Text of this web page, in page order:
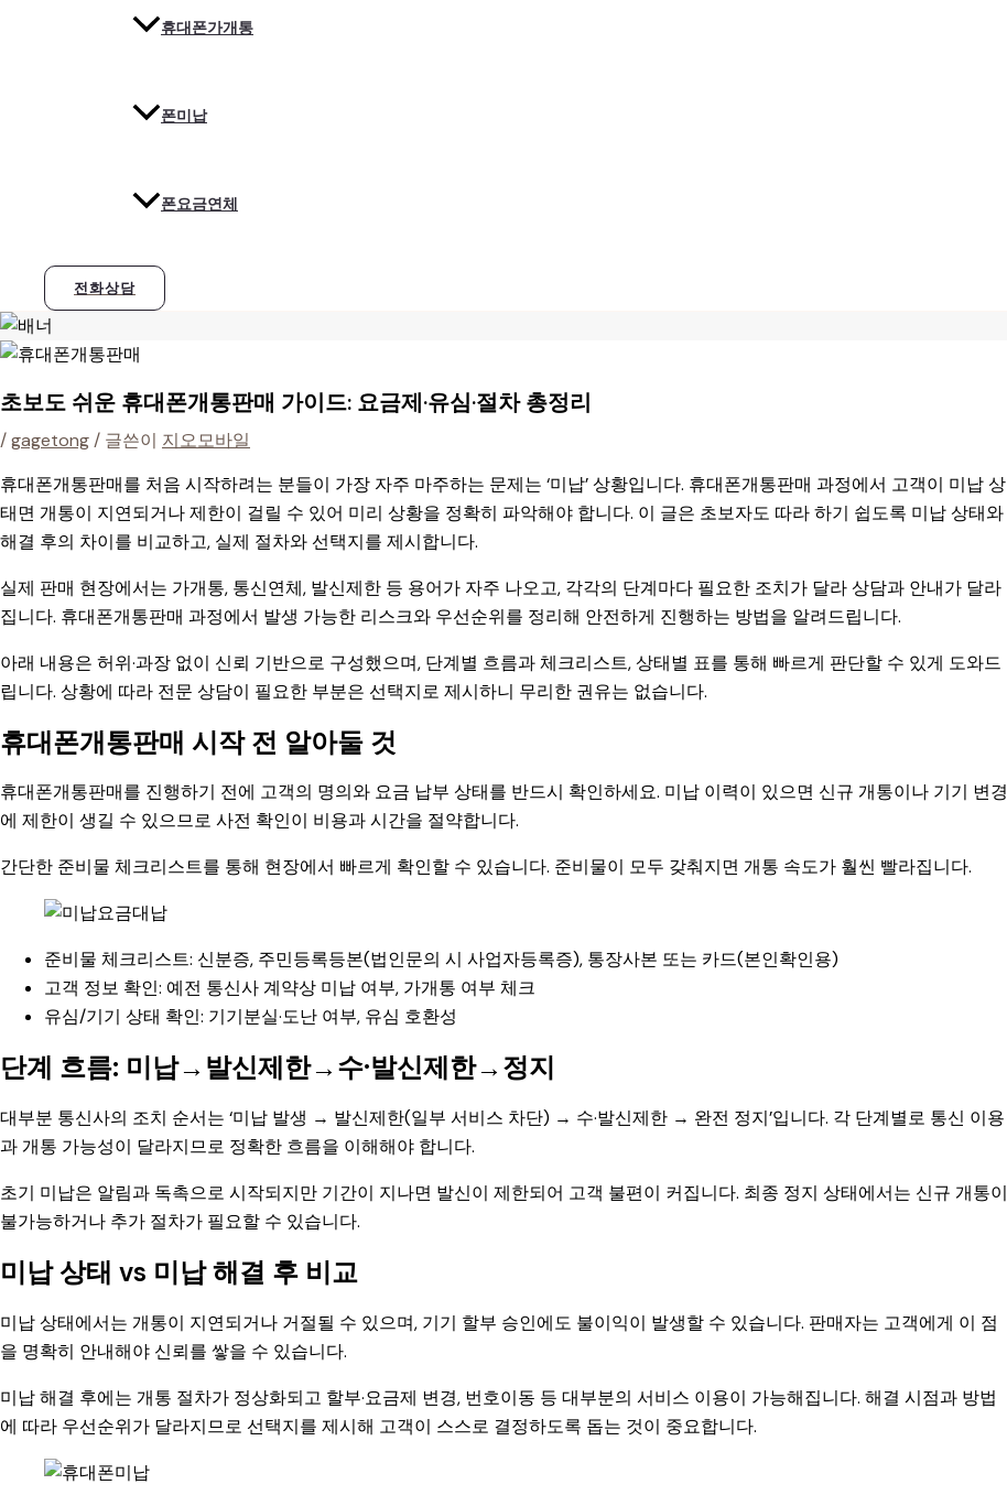
휴대폰가개통
폰미납
폰요금연체
전화상담
초보도 쉬운 휴대폰개통판매 가이드: 요금제·유심·절차 총정리
/gagetong / 글쓴이 지오모바일
휴대폰개통판매를 처음 시작하려는 분들이 가장 자주 마주하는 문제는 ‘미납’ 상황입니다. 휴대폰개통판매 과정에서 고객이 미납 상
태면 개통이 지연되거나 제한이 걸릴 수 있어 미리 상황을 정확히 파악해야 합니다. 이 글은 초보자도 따라 하기 쉽도록 미납 상태와
해결 후의 차이를 비교하고, 실제 절차와 선택지를 제시합니다.
실제 판매 현장에서는 가개통, 통신연체, 발신제한 등 용어가 자주 나오고, 각각의 단계마다 필요한 조치가 달라 상담과 안내가 달라
집니다. 휴대폰개통판매 과정에서 발생 가능한 리스크와 우선순위를 정리해 안전하게 진행하는 방법을 알려드립니다.
아래 내용은 허위·과장 없이 신뢰 기반으로 구성했으며, 단계별 흐름과 체크리스트, 상태별 표를 통해 빠르게 판단할 수 있게 도와드
립니다. 상황에 따라 전문 상담이 필요한 부분은 선택지로 제시하니 무리한 권유는 없습니다.
휴대폰개통판매 시작 전 알아둘 것
휴대폰개통판매를 진행하기 전에 고객의 명의와 요금 납부 상태를 반드시 확인하세요. 미납 이력이 있으면 신규 개통이나 기기 변경
에 제한이 생길 수 있으므로 사전 확인이 비용과 시간을 절약합니다.
간단한 준비물 체크리스트를 통해 현장에서 빠르게 확인할 수 있습니다. 준비물이 모두 갖춰지면 개통 속도가 훨씬 빨라집니다.
준비물 체크리스트: 신분증, 주민등록등본(법인문의 시 사업자등록증), 통장사본 또는 카드(본인확인용)
고객 정보 확인: 예전 통신사 계약상 미납 여부, 가개통 여부 체크
유심/기기 상태 확인: 기기분실·도난 여부, 유심 호환성
단계 흐름: 미납→발신제한→수·발신제한→정지
대부분 통신사의 조치 순서는 ‘미납 발생 → 발신제한(일부 서비스 차단) → 수·발신제한 → 완전 정지’입니다. 각 단계별로 통신 이용
과 개통 가능성이 달라지므로 정확한 흐름을 이해해야 합니다.
초기 미납은 알림과 독촉으로 시작되지만 기간이 지나면 발신이 제한되어 고객 불편이 커집니다. 최종 정지 상태에서는 신규 개통이
불가능하거나 추가 절차가 필요할 수 있습니다.
미납 상태 vs 미납 해결 후 비교
미납 상태에서는 개통이 지연되거나 거절될 수 있으며, 기기 할부 승인에도 불이익이 발생할 수 있습니다. 판매자는 고객에게 이 점
을 명확히 안내해야 신뢰를 쌓을 수 있습니다.
미납 해결 후에는 개통 절차가 정상화되고 할부·요금제 변경, 번호이동 등 대부분의 서비스 이용이 가능해집니다. 해결 시점과 방법
에 따라 우선순위가 달라지므로 선택지를 제시해 고객이 스스로 결정하도록 돕는 것이 중요합니다.